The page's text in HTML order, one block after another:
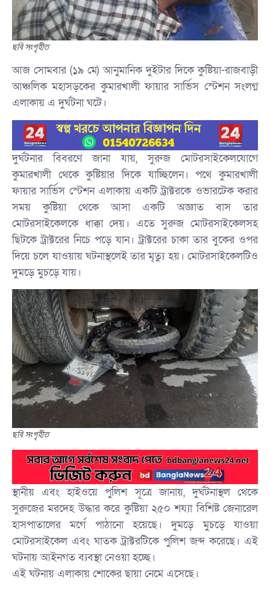
ছবি সংগৃহীত
আজ সোমবার (১৯ মে) আনুমানিক দুইটার দিকে কুষ্টিয়া-রাজবাড়ী
আঞ্চলিক মহাসড়কের কুমারখালী ফায়ার সার্ভিস স্টেশন সংলগ্ন
এলাকায় এ দুর্ঘটনা ঘটে।
দুর্ঘটনার বিবরণে জানা যায়, সুরুজ মোটরসাইকেলযোগে
কুমারখালী থেকে কুষ্টিয়ার দিকে যাচ্ছিলেন। পথে কুমারখালী
ফায়ার সার্ভিস স্টেশন এলাকায় একটি ট্রাক্টরকে ওভারটেক করার
সময় কুষ্টিয়া থেকে আসা একটি অজ্ঞাত বাস তার
মোটরসাইকেলকে ধাক্কা দেয়। এতে সুরুজ মোটরসাইকেলসহ
ছিটকে ট্রাক্টরের নিচে পড়ে যান। ট্রাক্টরের চাকা তার বুকের ওপর
দিয়ে চলে যাওয়ায় ঘটনাস্থলেই তার মৃত্যু হয়। মোটরসাইকেলটিও
দুমড়ে মুচড়ে যায়।
ছবি সংগৃহীত
স্থানীয় এবং হাইওয়ে পুলিশ সূত্রে জানায়, দুর্ঘটনাস্থল থেকে
সুরুজের মরদেহ উদ্ধার করে কুষ্টিয়া ২৫০ শয্যা বিশিষ্ট জেনারেল
হাসপাতালের মর্গে পাঠানো হয়েছে। দুমড়ে মুচড়ে যাওয়া
মোটরসাইকেল এবং ঘাতক ট্রাক্টরটিকে পুলিশ জব্দ করেছে। এই
ঘটনায় আইনগত ব্যবস্থা নেওয়া হচ্ছে।
এই ঘটনায় এলাকায় শোকের ছায়া নেমে এসেছে।